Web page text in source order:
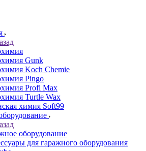
Gunk
Koch Chemie
Pingo
Profi Max
Turtle Wax
химия Soft99
оборудование
для гаражного оборудования